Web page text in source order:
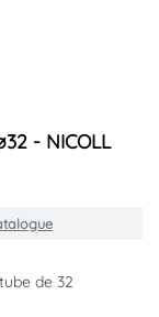
- NICOLL
de 32